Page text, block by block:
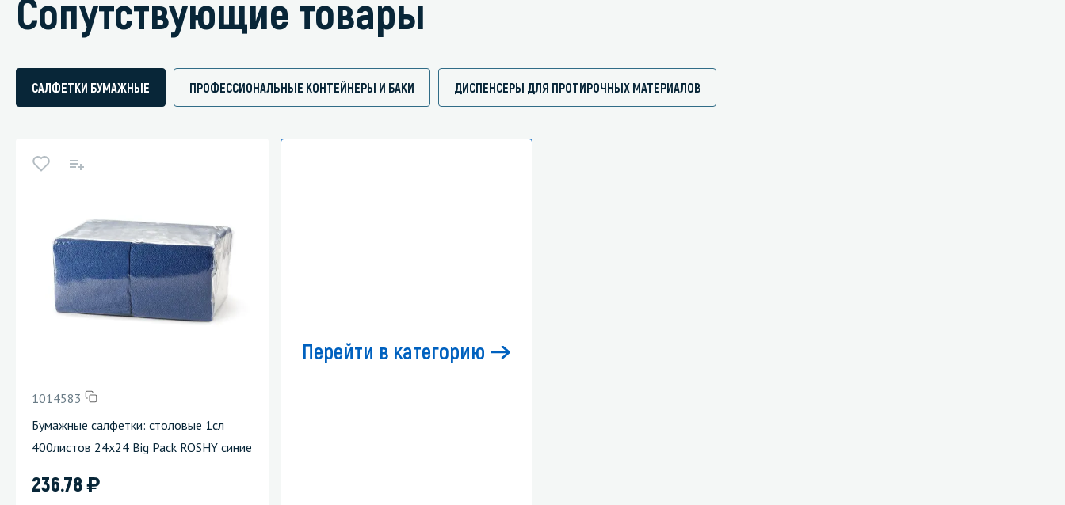
Сопутствующие товары
САЛФЕТКИ БУМАЖНЫЕ ПРОФЕССИОНАЛЬНЫЕ КОНТЕЙНЕРЫ И БАКИ ДИСПЕНСЕРЫ ДЛЯ ПРОТИРОЧНЫХ МАТЕРИАЛОВ
1014583
Бумажные салфетки: столовые 1сл
400листов 24х24 Big Pack ROSHY синие
236.78)
Перейти в категорию